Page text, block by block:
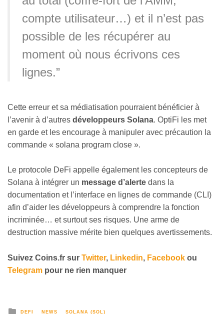
compte utilisateur…) et il n’est pas
possible de les récupérer au
moment où nous écrivons ces
lignes.”
Cette erreur et sa médiatisation pourraient bénéficier à
l’avenir à d’autres développeurs Solana. OptiFi les met
en garde et les encourage à manipuler avec précaution la
commande « solana program close ».
Le protocole DeFi appelle également les concepteurs de
Solana à intégrer un message d’alerte dans la
documentation et l’interface en lignes de commande (CLI)
afin d’aider les développeurs à comprendre la fonction
incriminée… et surtout ses risques. Une arme de
destruction massive mérite bien quelques avertissements.
Suivez Coins.fr sur Twitter, Linkedin, Facebook ou
Telegram pour ne rien manquer
DEFI NEWS SOLANA (SOL)